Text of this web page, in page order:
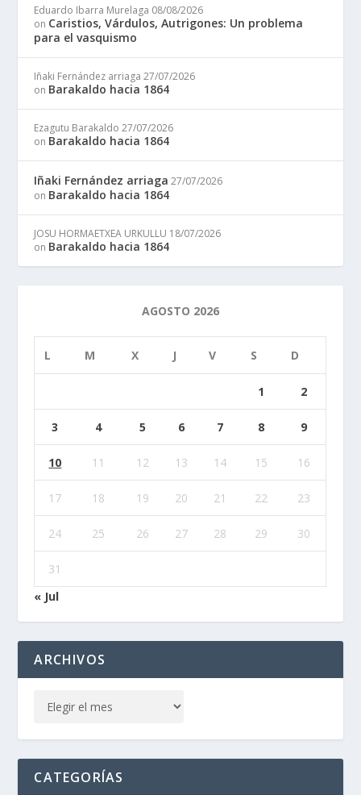
Eduardo Ibarra Murelaga 08/08/2026
on Caristios, Várdulos, Autrigones: Un problema
para el vasquismo
Iñaki Fernández arriaga 27/07/2026
on Barakaldo hacia 1864
Ezagutu Barakaldo 27/07/2026
on Barakaldo hacia 1864
Iñaki Fernández arriaga 27/07/2026
on Barakaldo hacia 1864
JOSU HORMAETXEA URKULLU 18/07/2026
on Barakaldo hacia 1864
AGOSTO 2026
L M X J V S D
1 2
3 4 5 6 7 8 9
10 11 12 13 14 15 16
17 18 19 20 21 22 23
24 25 26 27 28 29 30
31
« Jul
ARCHIVOS
CATEGORÍAS